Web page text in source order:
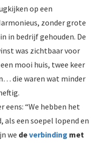
op een
zonder grote
in bedrijf gehouden. De
was zichtbaar voor
mooi huis, twee keer
die waren wat minder
eens: “We hebben het
een soepel lopend en
we deverbinding met